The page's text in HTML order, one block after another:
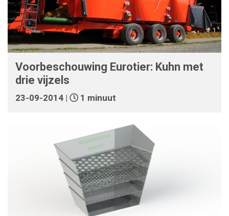
Voorbeschouwing Eurotier: Kuhn met
drie vijzels
23-09-2014 | 1 minuut